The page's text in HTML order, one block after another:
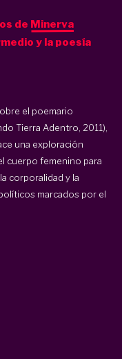
de Minerva
y la poesía
el poemario
Tierra Adentro, 2011),
una exploración
cuerpo femenino para
corporalidad y la
marcados por el